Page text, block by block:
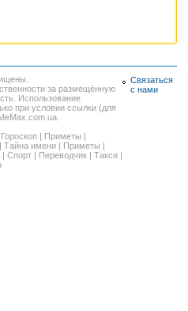
за размещённую
Использование
при условии ссылки (для
Гороскоп Приметы
Тайна имени Приметы
Спорт Переводчик Такси
Связаться
с нами